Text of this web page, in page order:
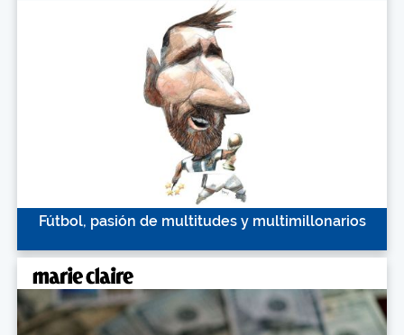
Fútbol, pasión de multitudes y multimillonarios